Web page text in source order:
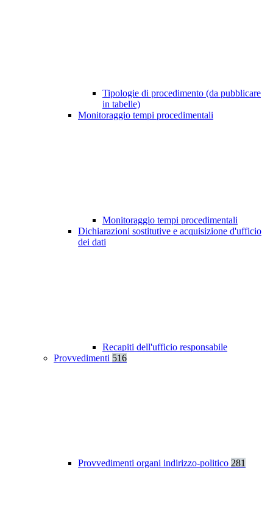
Tipologie di procedimento (da pubblicare
in tabelle)
Monitoraggio tempi procedimentali
Monitoraggio tempi procedimentali
Dichiarazioni sostitutive e acquisizione d'ufficio
dei dati
Recapiti dell'ufficio responsabile
Provvedimenti 516
Provvedimenti organi indirizzo-politico 281